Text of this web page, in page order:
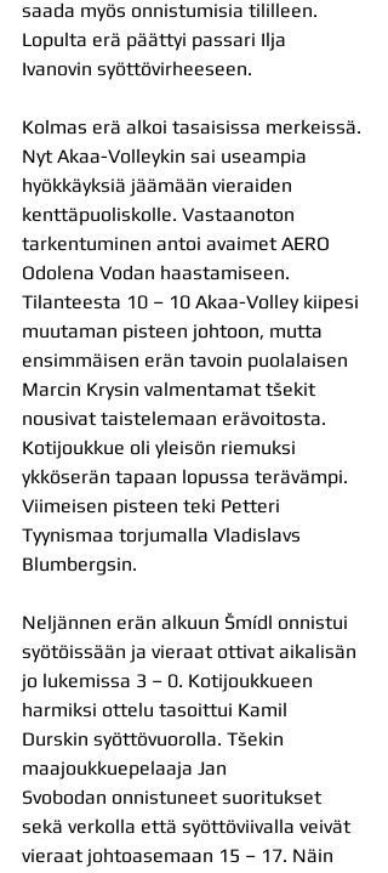
saada myös onnistumisia tililleen.
Lopulta erä päättyi passari Ilja
Ivanovin syöttövirheeseen.
Kolmas erä alkoi tasaisissa merkeissä.
Nyt Akaa-Volleykin sai useampia
hyökkäyksiä jäämään vieraiden
kenttäpuoliskolle. Vastaanoton
tarkentuminen antoi avaimet AERO
Odolena Vodan haastamiseen.
Tilanteesta 10 – 10 Akaa-Volley kiipesi
muutaman pisteen johtoon, mutta
ensimmäisen erän tavoin puolalaisen
Marcin Krysin valmentamat tšekit
nousivat taistelemaan erävoitosta.
Kotijoukkue oli yleisön riemuksi
ykköserän tapaan lopussa terävämpi.
Viimeisen pisteen teki Petteri
Tyynismaa torjumalla Vladislavs
Blumbergsin.
Neljännen erän alkuun Šmídl onnistui
syötöissään ja vieraat ottivat aikalisän
jo lukemissa 3 – 0. Kotijoukkueen
harmiksi ottelu tasoittui Kamil
Durskin syöttövuorolla. Tšekin
maajoukkuepelaaja Jan
Svobodan onnistuneet suoritukset
sekä verkolla että syöttöviivalla veivät
vieraat johtoasemaan 15 – 17. Näin